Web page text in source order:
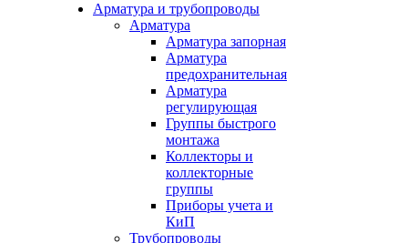
Арматура и трубопроводы
Арматура
Арматура запорная
Арматура
предохранительная
Арматура
регулирующая
Группы быстрого
монтажа
Коллекторы и
коллекторные
группы
Приборы учета и
КиП
Трубопроводы